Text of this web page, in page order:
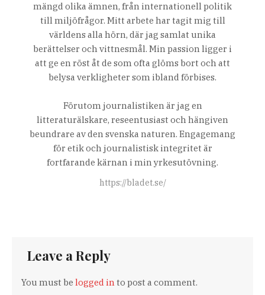
mängd olika ämnen, från internationell politik
till miljöfrågor. Mitt arbete har tagit mig till
världens alla hörn, där jag samlat unika
berättelser och vittnesmål. Min passion ligger i
att ge en röst åt de som ofta glöms bort och att
belysa verkligheter som ibland förbises.
Förutom journalistiken är jag en
litteraturälskare, reseentusiast och hängiven
beundrare av den svenska naturen. Engagemang
för etik och journalistisk integritet är
fortfarande kärnan i min yrkesutövning.
https://bladet.se/
Leave a Reply
You must belogged in to post a comment.